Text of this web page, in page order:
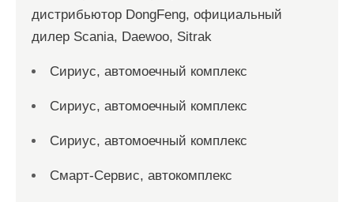
дистрибьютор DongFeng, официальный
дилер Scania, Daewoo, Sitrak
Сириус, автомоечный комплекс
Сириус, автомоечный комплекс
Сириус, автомоечный комплекс
Смарт-Сервис, автокомплекс